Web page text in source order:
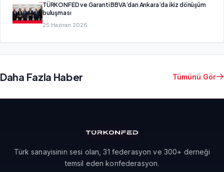
TÜRKONFED ve Garanti BBVA’dan Ankara’da ikiz dönüşüm
buluşması
25 Haziran 2026
Daha Fazla Haber Tümünü Gör
Türk sanayisinin sesi olan, 31 federasyon ve 300+ derneği
temsil eden konfederasyon.